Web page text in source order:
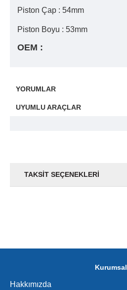
Piston Çap : 54mm
Piston Boyu : 53mm
OEM :
YORUMLAR
UYUMLU ARAÇLAR
TAKSIT SEÇENEKLERI
Kurumsal
Hakkımızda